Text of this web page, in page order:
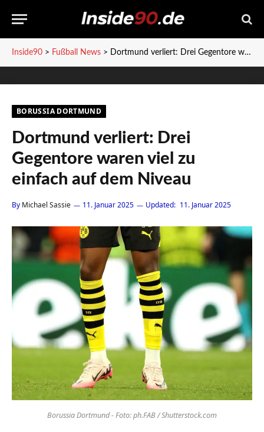
Inside90 > Fußball News > Dortmund verliert: Drei Gegentore waren viel zu einfach auf dem Niveau
BORUSSIA DORTMUND
Dortmund verliert: Drei
Gegentore waren viel zu
einfach auf dem Niveau
By Michael Sassie 11. Januar 2025 Updated: 11. Januar 2025
Borussia Dortmund - Foto: ph.FAB / Shutterstock.com